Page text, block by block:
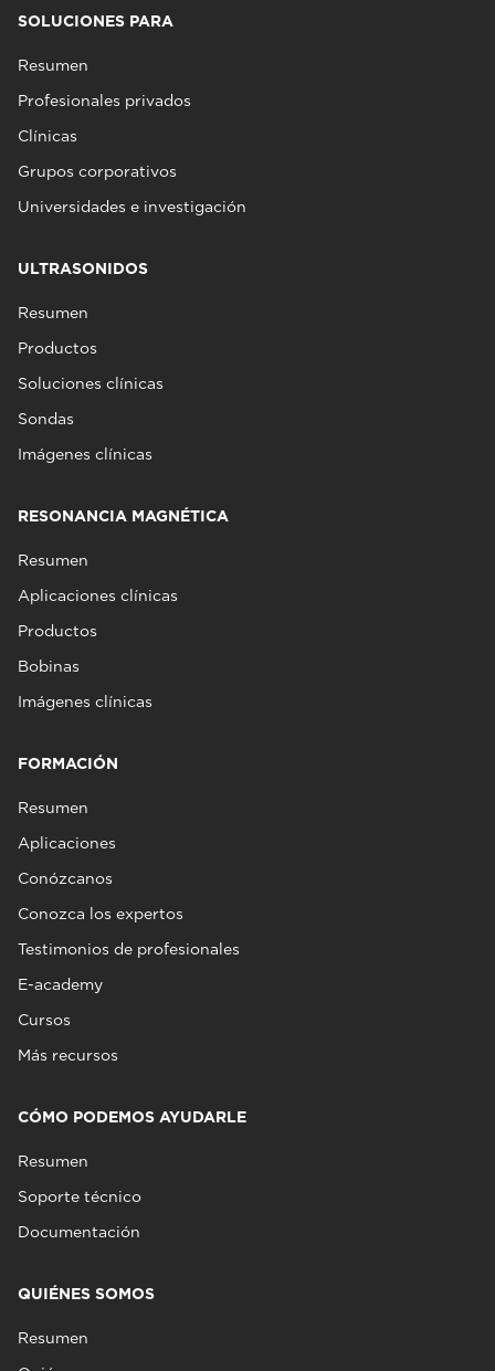
SOLUCIONES PARA
Resumen
Profesionales privados
Clínicas
Grupos corporativos
Universidades e investigación
ULTRASONIDOS
Resumen
Productos
Soluciones clínicas
Sondas
Imágenes clínicas
RESONANCIA MAGNÉTICA
Resumen
Aplicaciones clínicas
Productos
Bobinas
Imágenes clínicas
FORMACIÓN
Resumen
Aplicaciones
Conózcanos
Conozca los expertos
Testimonios de profesionales
E-academy
Cursos
Más recursos
CÓMO PODEMOS AYUDARLE
Resumen
Soporte técnico
Documentación
QUIÉNES SOMOS
Resumen